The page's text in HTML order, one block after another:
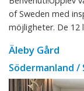
of Sweden med
möjligheter. De 12
Äleby Gård
Södermanland /